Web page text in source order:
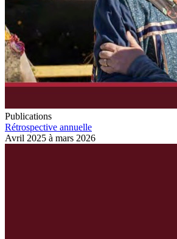
Publications
Rétrospective annuelle
Avril 2025 à mars 2026